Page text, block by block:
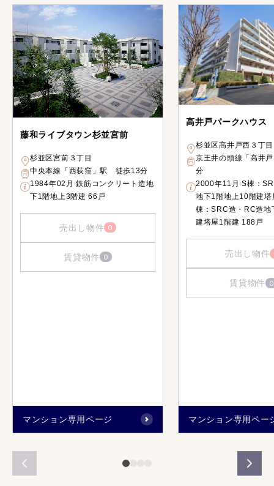
藤和ライブタウン杉並宮前
杉並区宮前３丁目
中央本線「西荻窪」駅 徒歩13分
1984年02月 鉄筋コンクリート造地
下1階地上3階建 66戸
売出し物件 0
賃貸物件 0
マンション専用ページ
高井戸パークハウス
杉並区高井戸西３丁目
京王井の頭線「高井
分
2000年11月 S棟：
地下1階地上10階建
棟：SRC造・RC造地
建塔屋1階建 188戸
売出し物件
賃貸物件 0
マンション専用ペー